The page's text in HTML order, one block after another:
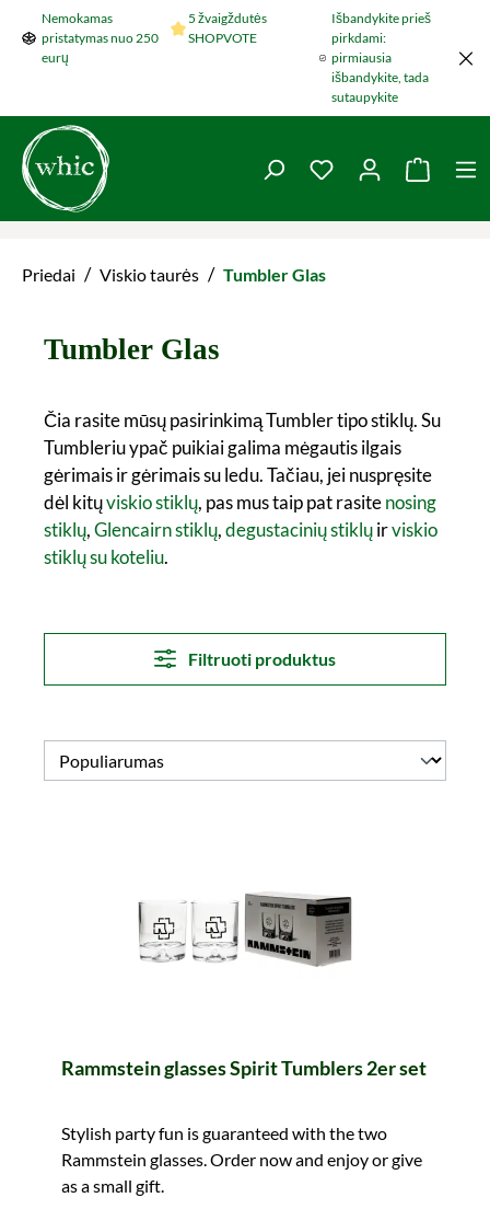
Šokti į pagrindinį turinį
Nemokamas
pristatymas nuo 250
eurų
5 žvaigždutės
SHOPVOTE
Išbandykite prieš
pirkdami:
pirmiausia
išbandykite, tada
sutaupykite
You have 0 wishlist
Priedai / Viskio taurės / Tumbler Glas
Tumbler Glas
Čia rasite mūsų pasirinkimą Tumbler tipo stiklų. Su
Tumbleriu ypač puikiai galima mėgautis ilgais
gėrimais ir gėrimais su ledu. Tačiau, jei nuspręsite
dėl kitųviskio stiklų, pas mus taip pat rasitenosing
stiklų,Glencairn stiklų,degustacinių stiklųirviskio
stiklų su koteliu.
Filtruoti produktus
Rammstein glasses Spirit Tumblers 2er set
Stylish party fun is guaranteed with the two
Rammstein glasses. Order now and enjoy or give
as a small gift.